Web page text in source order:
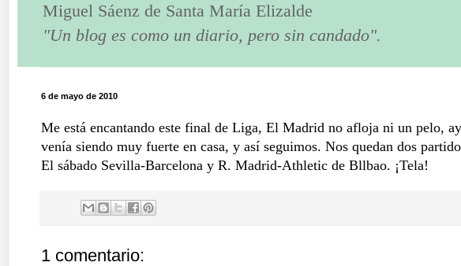
Miguel Sáenz de Santa María Elizalde
"Un blog es como un diario, pero sin candado".
6 de mayo de 2010
Me está encantando este final de Liga, El Madrid no afloja ni un pelo,
venía siendo muy fuerte en casa, y así seguimos. Nos quedan dos
El sábado Sevilla-Barcelona y R. Madrid-Athletic de Bllbao. ¡Tela!
1 comentario: